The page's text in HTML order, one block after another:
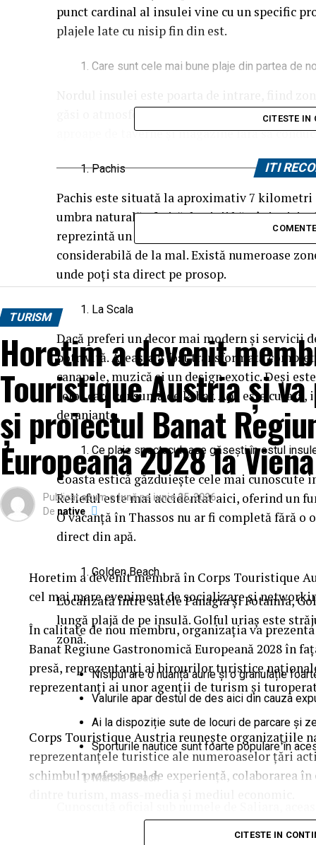
punct cardinal al insulei vine cu un specific
plajele late cu nisip fin din est.
Care sunt cele mai bune plaje din partea de
găsi o atmosferă vibrantă, cu multe facilități
aproape de taverne și magazine fără să
Pachis
Pachis este situată la aproximativ 7 kilometri
umbra naturală oferită de pinii bătrâni.
reprezintă un avantaj major pentru familii.
considerabilă de la mal. Există numeroase
unde poți sta direct pe prosop.
La Scala
Dacă preferi un decor mai modern și servicii
potrivită. Aceasta a fost transformată
canapele, muzică și un design exotic. Deși
celor care consumă de la bar. Apa este
deranjante.
Ce plaje spectaculoase găsești în estul
Coasta estică găzduiește cele mai cunoscute
Relieful este mai accidentat aici, oferind un
O vacanță în Thassos nu ar fi completă fără
direct din apă.
Golden Beach
Localizată între satele Panagia și Potamia,
lungă plajă de pe insulă. Golful uriaș este
zonă.
Nisipul are o nuanță aurie și o granulație
Valurile apar destul de des aici din cauza
Ai la dispoziție sute de locuri de parcare și
Sporturile nautice sunt foarte populare în
Marble Beach
marmură albă care acoperă malul. Acestea
CITESTE IN
ITI
TURISM
Horetim a devenit
Touristique Austria și
și proiectul Banat
Europeană 2028 la Viena
Publicatacum o lunăpe iunie 25, 2026
De native
Horetim a devenit membră în Corps Touristique
cel mai mare eveniment de socializare și
În calitate de nou membru, organizația va
Banat Regiune Gastronomică Europeană 2028 în
presă, reprezentanți ai birourilor turistice
reprezentanți ai unor agenții de turism și
Corps Touristique Austria reunește organizațiile
reprezentanțele turistice ale numeroaselor țări
schimbul profesional de experiență, colaborarea
Summer Lounge, organizat de Corps Touristique
CITESTE IN